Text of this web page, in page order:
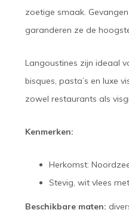
zoetige smaak.
garanderen ze de
Langoustines zijn ideaal
bisques, pasta’s en luxe
zowel restaurants als
Kenmerken:
Herkomst:
Stevig, wit vlees
Beschikbare maten: